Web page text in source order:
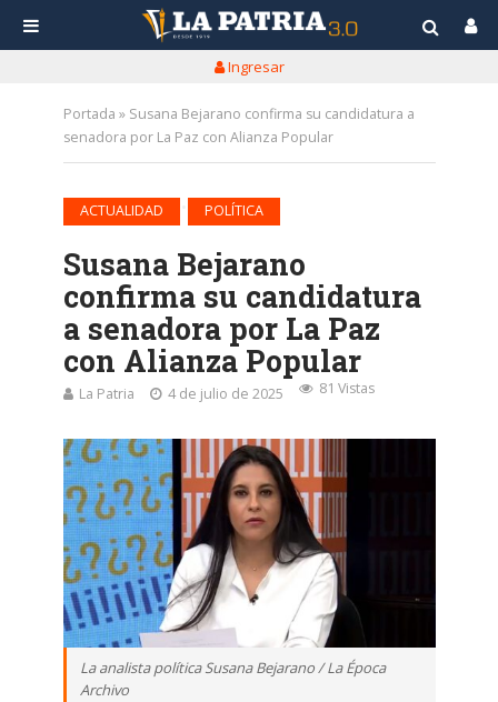
Ingresar
Portada » Susana Bejarano confirma su candidatura a
senadora por La Paz con Alianza Popular
ACTUALIDAD POLÍTICA
Susana Bejarano
confirma su candidatura
a senadora por La Paz
con Alianza Popular
La Patria 4 de julio de 2025 81 Vistas
La analista política Susana Bejarano / La Época
Archivo